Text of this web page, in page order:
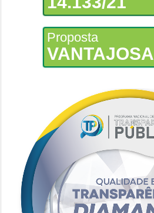
Proposta
VANTAJOSA